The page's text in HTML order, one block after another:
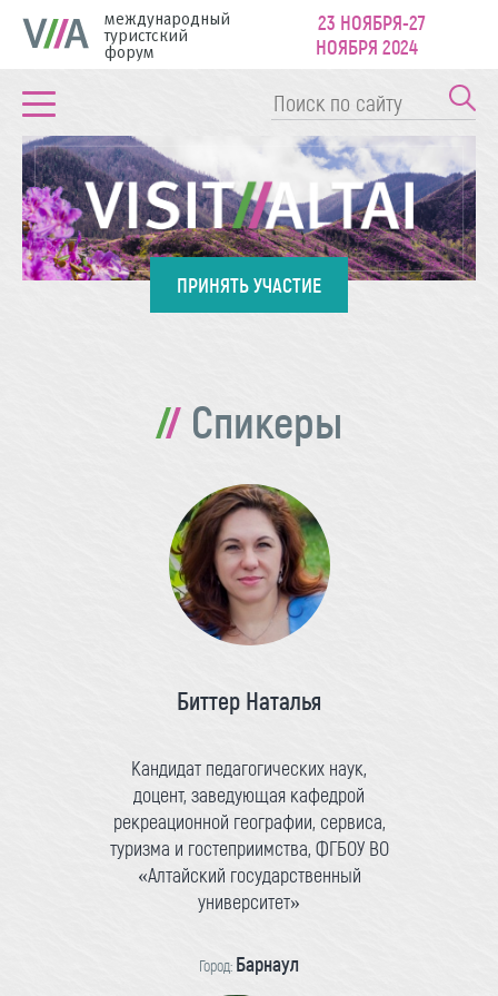
международный
туристский
форум
23 НОЯБРЯ-27
НОЯБРЯ 2024
ПРИНЯТЬ УЧАСТИЕ
Спикеры
Биттер Наталья
Кандидат педагогических наук,
доцент, заведующая кафедрой
рекреационной географии, сервиса,
туризма и гостеприимства, ФГБОУ ВО
«Алтайский государственный
университет»
Город: Барнаул